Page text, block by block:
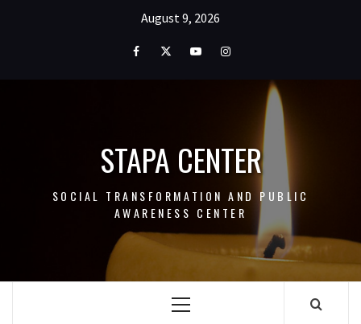
August 9, 2026
FacebookTwitterYoutubeInstagram
STAPA CENTER
SOCIAL TRANSFORMATION AND PUBLIC
AWARENESS CENTER
Primary